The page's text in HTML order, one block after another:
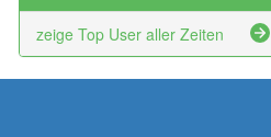
zeige Top User aller Zeiten